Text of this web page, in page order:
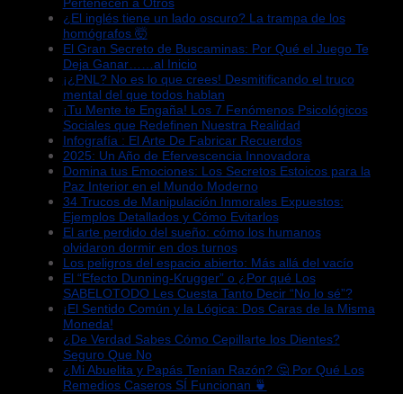
Pertenecen a Otros
¿El inglés tiene un lado oscuro? La trampa de los
homógrafos 🤯
El Gran Secreto de Buscaminas: Por Qué el Juego Te
Deja Ganar……al Inicio
¡¿PNL? No es lo que crees! Desmitificando el truco
mental del que todos hablan
¡Tu Mente te Engaña! Los 7 Fenómenos Psicológicos
Sociales que Redefinen Nuestra Realidad
Infografía : El Arte De Fabricar Recuerdos
2025: Un Año de Efervescencia Innovadora
Domina tus Emociones: Los Secretos Estoicos para la
Paz Interior en el Mundo Moderno
34 Trucos de Manipulación Inmorales Expuestos:
Ejemplos Detallados y Cómo Evitarlos
El arte perdido del sueño: cómo los humanos
olvidaron dormir en dos turnos
Los peligros del espacio abierto: Más allá del vacío
El “Efecto Dunning-Krugger” o ¿Por qué Los
SABELOTODO Les Cuesta Tanto Decir “No lo sé”?
¡El Sentido Común y la Lógica: Dos Caras de la Misma
Moneda!
¿De Verdad Sabes Cómo Cepillarte los Dientes?
Seguro Que No
¿Mi Abuelita y Papás Tenían Razón? 🤔 Por Qué Los
Remedios Caseros SÍ Funcionan 🍵